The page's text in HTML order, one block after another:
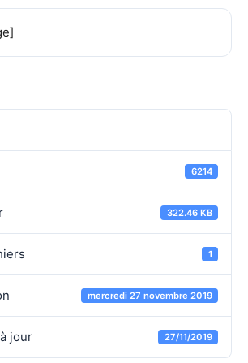
6214
322.46 KB
1
mercredi 27 novembre 2019
jour 27/11/2019